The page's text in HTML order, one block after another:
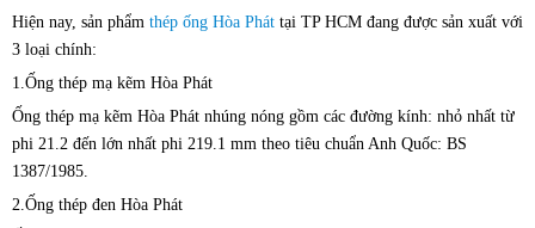
Hiện nay, sản phẩm thép ống Hòa Phát tại TP HCM đang được sản xuất với
3 loại chính:
1.Ống thép mạ kẽm Hòa Phát
Ống thép mạ kẽm Hòa Phát nhúng nóng gồm các đường kính: nhỏ nhất từ
phi 21.2 đến lớn nhất phi 219.1 mm theo tiêu chuẩn Anh Quốc: BS
1387/1985.
2.Ống thép đen Hòa Phát